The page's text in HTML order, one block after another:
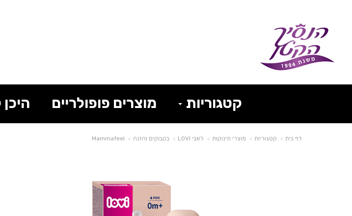
קטגוריות מוצרים פופולריים
דף בית קטגוריות מוצרי תינוקות לאבי LOVI בקבוקים והזנה Mammafeel